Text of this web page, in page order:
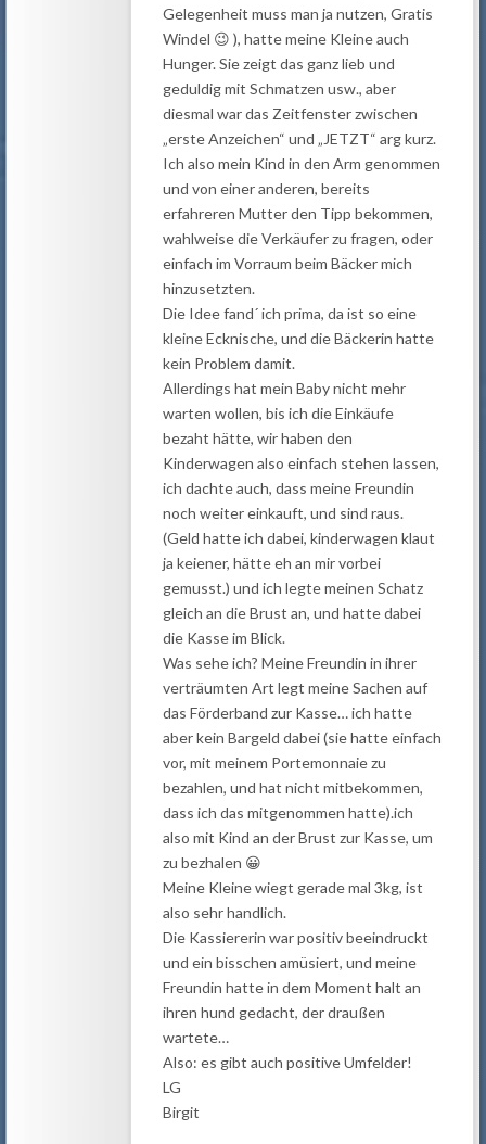
Gelegenheit muss man ja nutzen, Gratis
Windel 😉 ), hatte meine Kleine auch
Hunger. Sie zeigt das ganz lieb und
geduldig mit Schmatzen usw., aber
diesmal war das Zeitfenster zwischen
„erste Anzeichen“ und „JETZT“ arg kurz.
Ich also mein Kind in den Arm genommen
und von einer anderen, bereits
erfahreren Mutter den Tipp bekommen,
wahlweise die Verkäufer zu fragen, oder
einfach im Vorraum beim Bäcker mich
hinzusetzten.
Die Idee fand´ ich prima, da ist so eine
kleine Ecknische, und die Bäckerin hatte
kein Problem damit.
Allerdings hat mein Baby nicht mehr
warten wollen, bis ich die Einkäufe
bezaht hätte, wir haben den
Kinderwagen also einfach stehen lassen,
ich dachte auch, dass meine Freundin
noch weiter einkauft, und sind raus.
(Geld hatte ich dabei, kinderwagen klaut
ja keiener, hätte eh an mir vorbei
gemusst.) und ich legte meinen Schatz
gleich an die Brust an, und hatte dabei
die Kasse im Blick.
Was sehe ich? Meine Freundin in ihrer
verträumten Art legt meine Sachen auf
das Förderband zur Kasse… ich hatte
aber kein Bargeld dabei (sie hatte einfach
vor, mit meinem Portemonnaie zu
bezahlen, und hat nicht mitbekommen,
dass ich das mitgenommen hatte).ich
also mit Kind an der Brust zur Kasse, um
zu bezhalen 😀
Meine Kleine wiegt gerade mal 3kg, ist
also sehr handlich.
Die Kassiererin war positiv beeindruckt
und ein bisschen amüsiert, und meine
Freundin hatte in dem Moment halt an
ihren hund gedacht, der draußen
wartete…
Also: es gibt auch positive Umfelder!
LG
Birgit